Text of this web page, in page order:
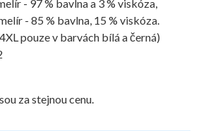
- 97 % bavlna a 3 % viskóza,
- 85 % bavlna, 15 % viskóza.
pouze v barvách bílá a černá)
za stejnou cenu.